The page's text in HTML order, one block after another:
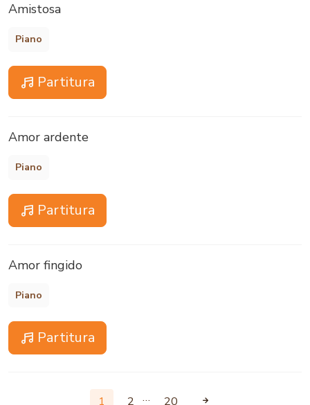
Amistosa
Piano
Partitura
Amor ardente
Piano
Partitura
Amor fingido
Piano
Partitura
1 2 … 20